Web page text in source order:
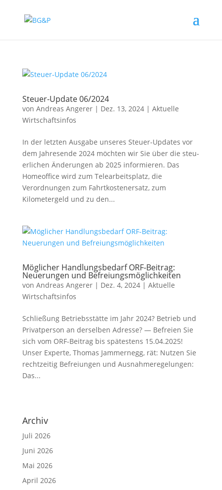
Steuer-Update 06/2024
von Andreas Angerer| Dez. 13, 2024| Aktuelle
Wirtschaftsinfos
​
In der letz­ten Ausgabe unse­res Steuer-Updates vor
dem Jahresende 2024 möch­ten wir Sie über die steu­
er­li­chen Änderungen ab 2025 infor­mie­ren. Das
Homeoffice wird zum Telearbeitsplatz, die
Verordnungen zum Fahrtkostenersatz, zum
Kilometergeld und zu den...
Möglicher Handlungsbedarf ORF-Beitrag:
Neuerungen und Befreiungsmöglichkeiten
von Andreas Angerer| Dez. 4, 2024| Aktuelle
Wirtschaftsinfos
Schließung Betriebsstätte im Jahr 2024? Betrieb und
Privatperson an der­sel­ben Adresse? — Befreien Sie
sich vom ORF-Beitrag bis spä­tes­tens 15.04.2025!
Unser Experte, Thomas Jammernegg, rät: Nutzen Sie
recht­zei­tig Befreiungen und Ausnahmeregelungen:
Das...
Archiv
Juli 2026
Juni 2026
Mai 2026
April 2026